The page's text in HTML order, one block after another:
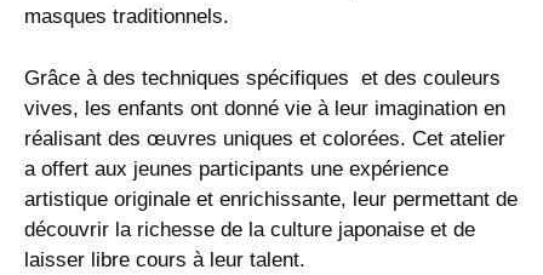
masques traditionnels.
Grâce à des techniques spécifiques et des couleurs
vives, les enfants ont donné vie à leur imagination en
réalisant des œuvres uniques et colorées. Cet atelier
a offert aux jeunes participants une expérience
artistique originale et enrichissante, leur permettant de
découvrir la richesse de la culture japonaise et de
laisser libre cours à leur talent.